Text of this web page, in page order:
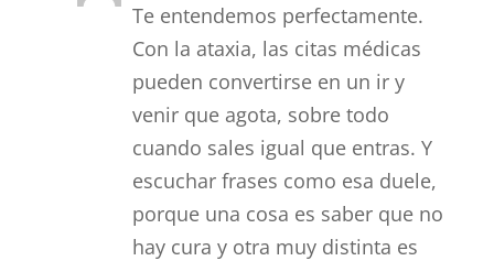
Te entendemos perfectamente.
Con la ataxia, las citas médicas
pueden convertirse en un ir y
venir que agota, sobre todo
cuando sales igual que entras. Y
escuchar frases como esa duele,
porque una cosa es saber que no
hay cura y otra muy distinta es